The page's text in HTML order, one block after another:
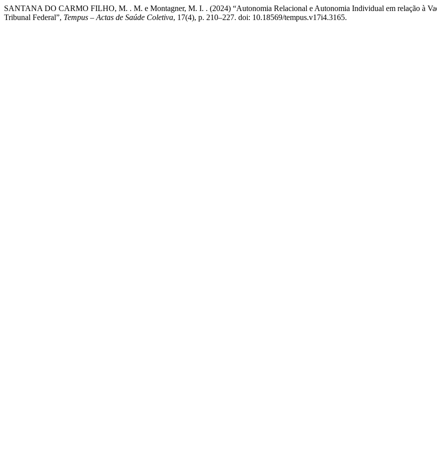
SANTANA DO CARMO FILHO, M. . M. e Montagner, M. I. . (2024) “Autonomia Relacional e Autonomia Individual em relação à
Tribunal Federal”, Tempus – Actas de Saúde Coletiva, 17(4), p. 210–227. doi: 10.18569/tempus.v17i4.3165.